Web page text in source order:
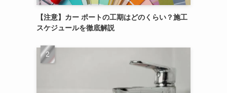
【注意】カー ポートの工期はどのくらい？施工
スケジュールを徹底解説